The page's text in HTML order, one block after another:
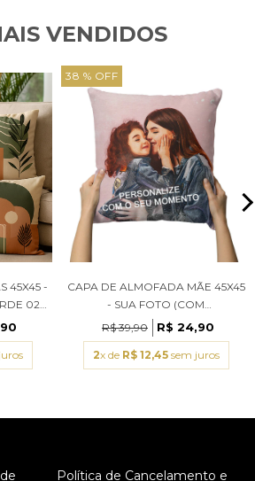
VENDIDOS
45X45 -
02
38 % OFF
CAPA DE ALMOFADA MÃE 45X45
- SUA FOTO (COM
ENCHIMENTOS)
R$ 39,90 R$ 24,90
2x de R$ 12,45sem juros
Política de Cancelamento e